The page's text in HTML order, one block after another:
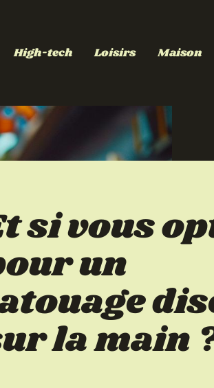
High-tech Loisirs Maison
si vous
un
la main